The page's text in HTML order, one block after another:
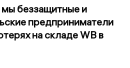
беззащитные и
предприниматели
на складе WB в